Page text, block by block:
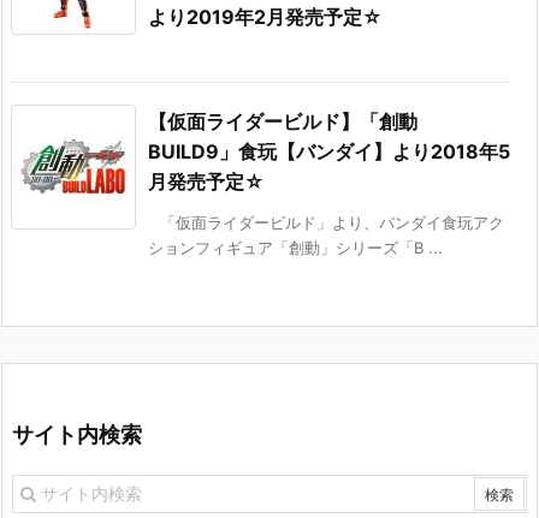
より2019年2月発売予定☆
【仮面ライダービルド】「創動
BUILD9」食玩【バンダイ】より2018年5
月発売予定☆
「仮面ライダービルド」より、バンダイ食玩アク
ションフィギュア「創動」シリーズ「B ...
サイト内検索